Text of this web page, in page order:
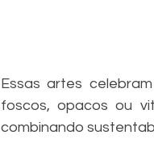
Essas artes
foscos, opacos ou
combinando